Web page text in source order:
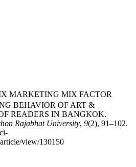
MARKETING MIX FACTOR
BEHAVIOR OF ART &
READERS IN BANGKOK.
Rajabhat University, 9(2), 91–102.
view/130150